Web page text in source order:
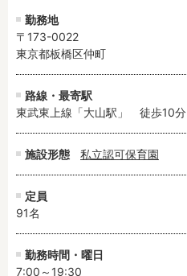
勤務地
〒173-0022
東京都板橋区仲町
路線・最寄駅
東武東上線「大山駅」　徒歩10分
施設形態 私立認可保育園
定員
91名
勤務時間・曜日
7:00～19:30